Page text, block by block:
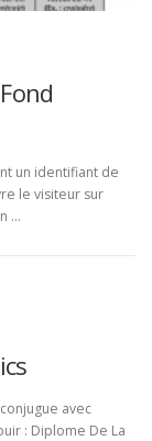
un identifiant de
le visiteur sur
…
avec
: Diplome De La